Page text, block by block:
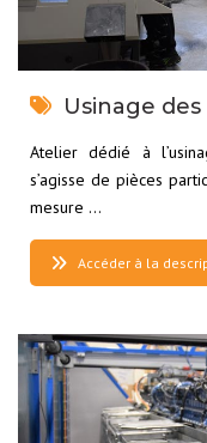
Usinage
Atelier dédié à
s’agisse de pièces
mesure …
Accéder à la